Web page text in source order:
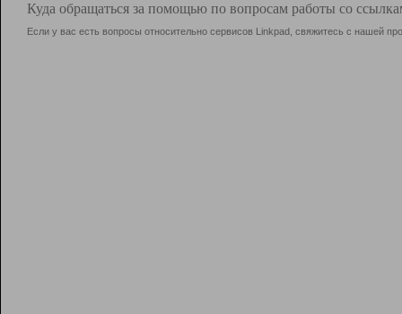
Куда обращаться за помощью по вопросам работы со
Если у вас есть вопросы относительно сервисов Linkpad, свяжитесь с нашей